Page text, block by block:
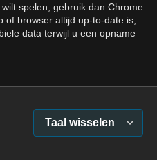
spelen, gebruik dan Chrome
browser altijd up-to-date is,
data terwijl u een opname
Taal wisselen